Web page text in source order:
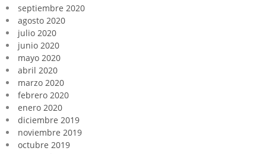
septiembre 2020
agosto 2020
julio 2020
junio 2020
mayo 2020
abril 2020
marzo 2020
febrero 2020
enero 2020
diciembre 2019
noviembre 2019
octubre 2019